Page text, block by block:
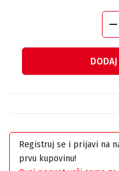
Registruj se i prijavi na
prvu kupovinu!